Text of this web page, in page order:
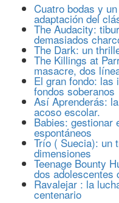
Cuatro bodas y
adaptación del
The Audacity:
demasiados
The Dark: un
The Killings at
masacre, dos
El gran fondo: las
fondos soberanos
Así Aprenderás:
acoso escolar.
Babies: gestionar
espontáneos
Trío ( Suecia): un
dimensiones
Teenage Bounty
dos adolescentes
Ravalejar : la
centenario